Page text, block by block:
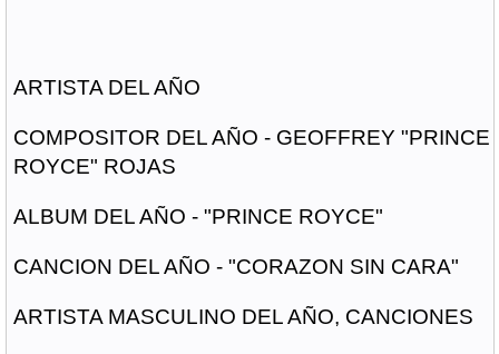
ARTISTA DEL AÑO
COMPOSITOR DEL AÑO - GEOFFREY "PRINCE
ROYCE" ROJAS
ALBUM DEL AÑO - "PRINCE ROYCE"
CANCION DEL AÑO - "CORAZON SIN CARA"
ARTISTA MASCULINO DEL AÑO, CANCIONES